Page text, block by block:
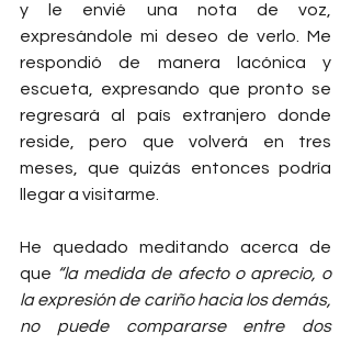
y le envié una nota de voz,
expresándole mi deseo de verlo. Me
respondió de manera lacónica y
escueta, expresando que pronto se
regresará al país extranjero donde
reside, pero que volverá en tres
meses, que quizás entonces podría
llegar a visitarme.
He quedado meditando acerca de
que “la medida de afecto o aprecio, o
la expresión de cariño hacia los demás,
no puede compararse entre dos